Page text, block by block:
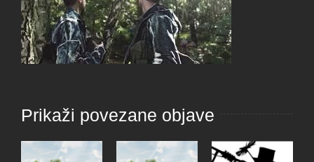
Prikaži povezane objave